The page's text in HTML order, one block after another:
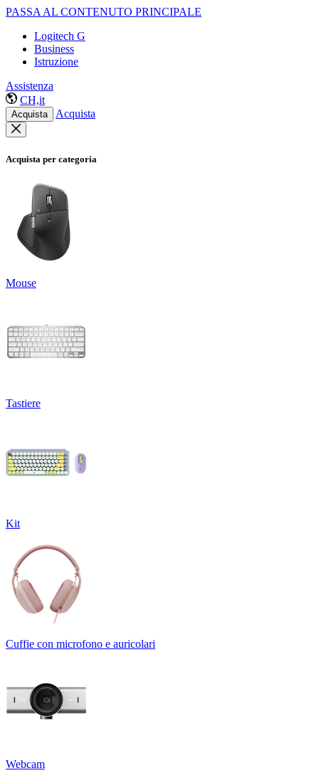
PASSA AL CONTENUTO PRINCIPALE
Logitech G
Business
Istruzione
Assistenza
CH,it
Acquista Acquista
Acquista per categoria
Mouse
Tastiere
Kit
Cuffie con microfono e auricolari
Webcam